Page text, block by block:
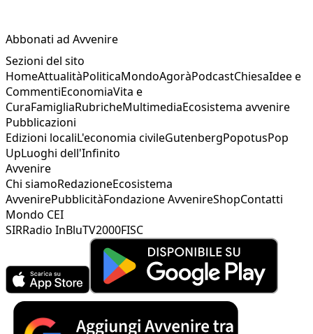
Abbonati ad Avvenire
Sezioni del sito
HomeAttualitàPoliticaMondoAgoràPodcastChiesaIdee e
CommentiEconomiaVita e
CuraFamigliaRubricheMultimediaEcosistema avvenire
Pubblicazioni
Edizioni localiL'economia civileGutenbergPopotusPop
UpLuoghi dell'Infinito
Avvenire
Chi siamoRedazioneEcosistema
AvvenirePubblicitàFondazione AvvenireShopContatti
Mondo CEI
SIRRadio InBluTV2000FISC